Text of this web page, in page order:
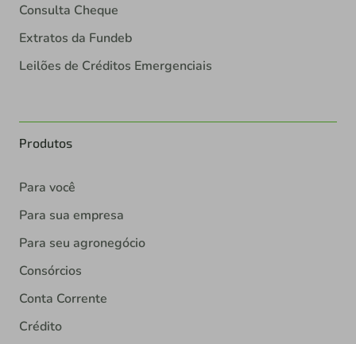
Consulta Cheque
Extratos da Fundeb
Leilões de Créditos Emergenciais
Produtos
Para você
Para sua empresa
Para seu agronegócio
Consórcios
Conta Corrente
Crédito